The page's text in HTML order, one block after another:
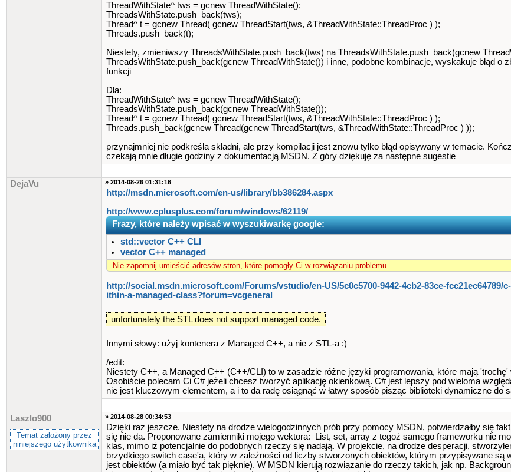
ThreadWithState^ tws = gcnew ThreadWithState();
ThreadsWithState.push_back(tws);
Thread^ t = gcnew Thread( gcnew ThreadStart(tws, &ThreadWithState::ThreadProc ) );
Threads.push_back(t);
Niestety, zmieniwszy ThreadsWithState.push_back(tws) na ThreadsWithState.push_back(gcnew
ThreadsWithState.push_back(gcnew ThreadWithState()) i inne, podobne kombinacje, wyskakuje błąd o
funkcji
Dla:
ThreadWithState^ tws = gcnew ThreadWithState();
ThreadsWithState.push_back(gcnew ThreadWithState());
Thread^ t = gcnew Thread( gcnew ThreadStart(tws, &ThreadWithState::ThreadProc ) );
Threads.push_back(gcnew Thread(gcnew ThreadStart(tws, &ThreadWithState::ThreadProc ) ));
przynajmniej nie podkreśla składni, ale przy kompilacji jest znowu tylko błąd opisywany w temacie.
czekają mnie długie godziny z dokumentacją MSDN. Z góry dziękuję za następne sugestie
DejaVu » 2014-08-26 01:31:16
http://msdn.microsoft.com​/en-us/library/bb386284.aspx
http://www.cplusplus.com/forum​/windows/62119/
Frazy, które należy wpisać w wyszukiwarkę google:
std::vector C++ CLI
vector C++ managed
Nie zapomnij umieścić adresów stron, które pomogły Ci w rozwiązaniu problemu.
http:/​/social.msdn.microsoft.com​/Forums/vstudio/en-US​/5c0c5700-9442-4cb2-83ce-fcc21e​c64789​/
ithin-a-managed-class​?forum=vcgeneral
unfortunately the STL does not support managed code.
Innymi słowy: użyj kontenera z Managed C++, a nie z STL-a :)
/edit:
Niestety C++, a Managed C++ (C++/CLI) to w zasadzie różne języki programowania, które mają 'trochę'
Osobiście polecam Ci C# jeżeli chcesz tworzyć aplikację okienkową. C# jest lepszy pod wieloma
nie jest kluczowym elementem, a i to da radę osiągnąć w łatwy sposób pisząc biblioteki dynamiczne do
Laszlo900
Temat założony przez
niniejszego użytkownika
» 2014-08-28 00:34:53
Dzięki raz jeszcze. Niestety na drodze wielogodzinnych prób przy pomocy MSDN, potwierdzałby się
się nie da. Proponowane zamienniki mojego wektora: List, set, array z tegoż samego frameworku nie
klas, mimo iż potencjalnie do podobnych rzeczy się nadają. W projekcie, na drodze desperacji,
brzydkiego switch case'a, który w zależności od liczby stworzonych obiektów, którym przypisywane są
jest obiektów (a miało być tak pięknie). W MSDN kierują rozwiązanie do rzeczy takich, jak np.